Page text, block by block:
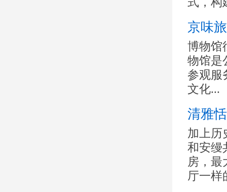
京味
博物
物馆是
参观
文化...
清雅
加上历
和安缦
房，最
厅一样